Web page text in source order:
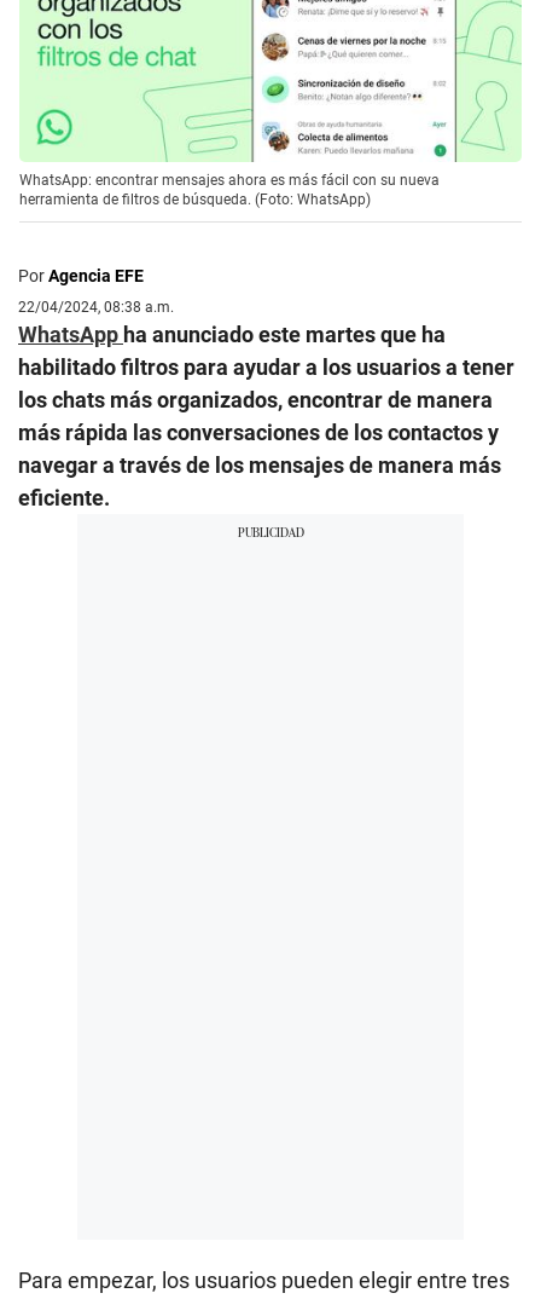
WhatsApp: encontrar mensajes ahora es más fácil con su nueva
herramienta de filtros de búsqueda. (Foto: WhatsApp)
PorAgencia EFE
22/04/2024, 08:38 a.m.
WhatsApp ha anunciado este martes que ha
habilitado filtros para ayudar a los usuarios a tener
los chats más organizados, encontrar de manera
más rápida las conversaciones de los contactos y
navegar a través de los mensajes de manera más
eficiente.
Para empezar, los usuarios pueden elegir entre tres